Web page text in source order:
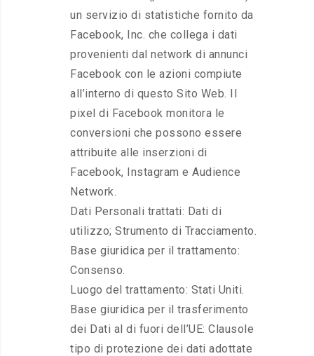
un servizio di statistiche fornito da
Facebook, Inc. che collega i dati
provenienti dal network di annunci
Facebook con le azioni compiute
all’interno di questo Sito Web. Il
pixel di Facebook monitora le
conversioni che possono essere
attribuite alle inserzioni di
Facebook, Instagram e Audience
Network.
Dati Personali trattati: Dati di
utilizzo; Strumento di Tracciamento.
Base giuridica per il trattamento:
Consenso.
Luogo del trattamento: Stati Uniti.
Base giuridica per il trasferimento
dei Dati al di fuori dell’UE: Clausole
tipo di protezione dei dati adottate